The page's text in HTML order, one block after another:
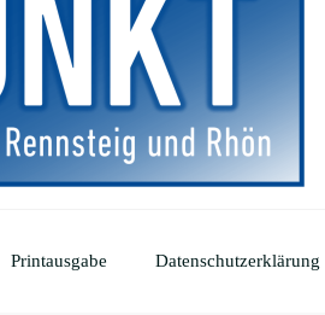
Printausgabe Datenschutzerklärung